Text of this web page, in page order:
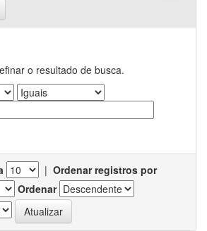
o resultado de busca.
| Ordenar registros por
Ordenar